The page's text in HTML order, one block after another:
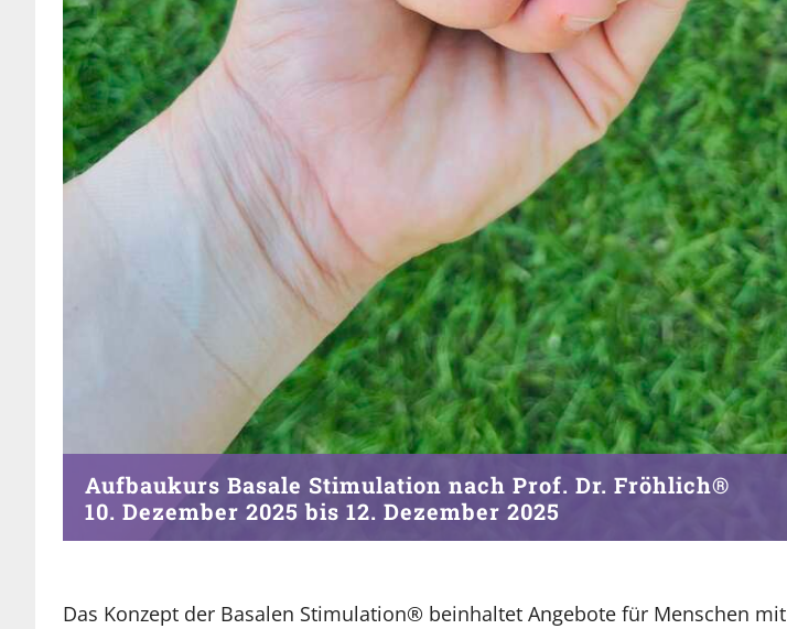
Aufbaukurs Basale Stimulation nach Prof. Dr. Fröhlich®
10. Dezember 2025 bis 12. Dezember 2025
Das Konzept der Basalen Stimulation® beinhaltet Angebote für Menschen mit